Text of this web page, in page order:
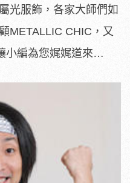
光服飾，各家大師們如
METALLIC CHIC，又
小編為您娓娓道來…